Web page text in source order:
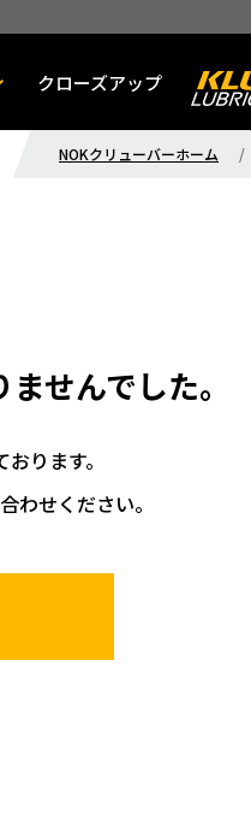
クローズアップ
NOKクリューバーホーム /
せんでした。
ります。
わせください。